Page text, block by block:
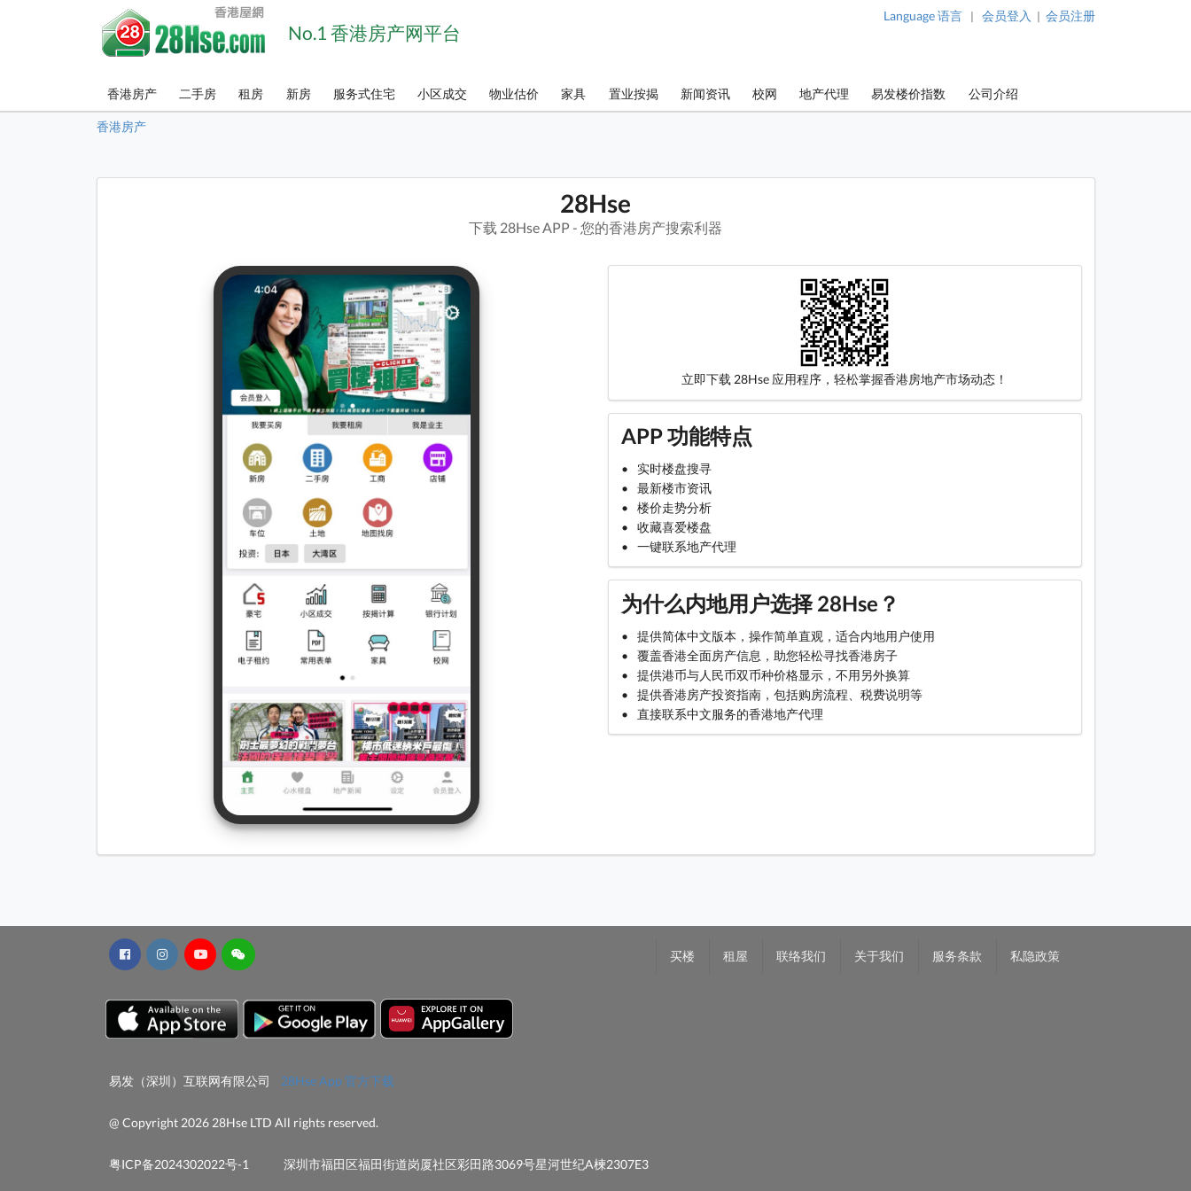
No.1 香港房产网平台
Language 语言 | 会员登入 | 会员注册
香港房产 二手房 租房 新房 服务式住宅 小区成交 物业估价 家具 置业按揭 新闻资讯 校网 地产代理 易发楼价指数 公司介绍
香港房产
28Hse
下载 28Hse APP - 您的香港房产搜索利器
立即下载 28Hse 应用程序，轻松掌握香港房地产市场动态！
APP 功能特点
实时楼盘搜寻
最新楼市资讯
楼价走势分析
收藏喜爱楼盘
一键联系地产代理
为什么内地用户选择 28Hse？
提供简体中文版本，操作简单直观，适合内地用户使用
覆盖香港全面房产信息，助您轻松寻找香港房子
提供港币与人民币双币种价格显示，不用另外换算
提供香港房产投资指南，包括购房流程、税费说明等
直接联系中文服务的香港地产代理
买楼 租屋 联络我们 关于我们 服务条款 私隐政策
易发（深圳）互联网有限公司 28Hse App 官方下载
@ Copyright 2026 28Hse LTD All rights reserved.
粤ICP备2024302022号-1 深圳市福田区福田街道岗厦社区彩田路3069号星河世纪A楝2307E3